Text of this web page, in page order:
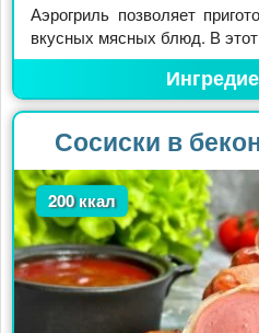
Аэрогриль позволяет
вкусных мясных блюд. В этот
Сосиски в
200 ккал